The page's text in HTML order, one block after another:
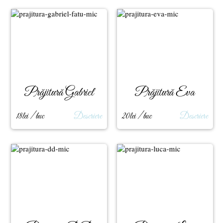
Prăjitură Gabriel
18lei / buc Descriere
Prăjitură Eva
20lei / buc Descriere